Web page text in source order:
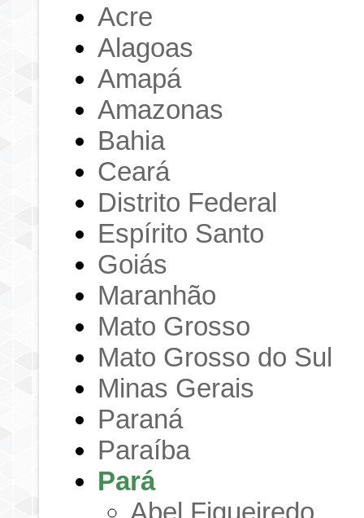
Acre
Alagoas
Amapá
Amazonas
Bahia
Ceará
Distrito Federal
Espírito Santo
Goiás
Maranhão
Mato Grosso
Mato Grosso do Sul
Minas Gerais
Paraná
Paraíba
Pará
Abel Figueiredo